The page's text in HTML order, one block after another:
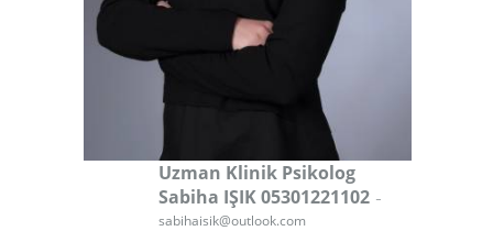
Uzman Klinik Psikolog
Sabiha IŞIK 05301221102 -
sabihaisik@outlook.com